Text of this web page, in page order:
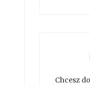
Chcesz